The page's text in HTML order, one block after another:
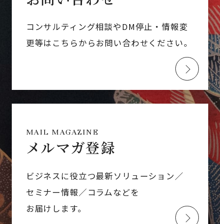
コンサルティング相談やDM停止・情報変
更等はこちらからお問い合わせください。
MAIL MAGAZINE
メルマガ登録
ビジネスに役立つ最新ソリューション／
セミナー情報／コラムなどを
お届けします。